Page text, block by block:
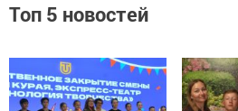
Топ 5 новостей